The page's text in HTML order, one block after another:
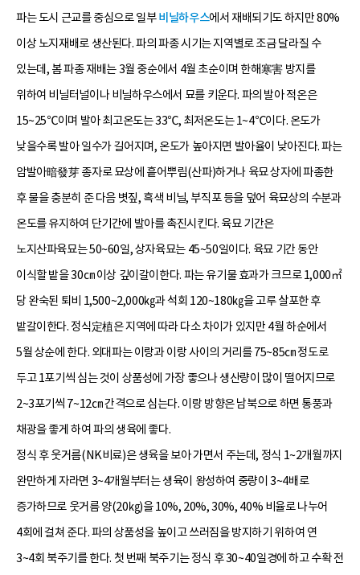
파는 도시 근교를 중심으로 일부비닐하우스에서 재배되기도 하지만 80%
이상 노지재배로 생산된다. 파의 파종 시기는 지역별로 조금 달라질 수
있는데, 봄 파종 재배는 3월 중순에서 4월 초순이며 한해寒害 방지를
위하여 비닐터널이나 비닐하우스에서 묘를 키운다. 파의 발아 적온은
15~25℃이며 발아 최고온도는 33℃, 최저온도는 1~4℃이다. 온도가
낮을수록 발아 일수가 길어지며, 온도가 높아지면 발아율이 낮아진다. 파는
암발아暗發芽 종자로 묘상에 흩어뿌림(산파)하거나 육묘 상자에 파종한
후 물을 충분히 준 다음 볏짚, 흑색 비닐, 부직포 등을 덮어 육묘상의 수분과
온도를 유지하여 단기간에 발아를 촉진시킨다. 육묘 기간은
노지산파육묘는 50~60일, 상자육묘는 45~50일이다. 육묘 기간 동안
이식할 밭을 30㎝ 이상 깊이갈이한다. 파는 유기물 효과가 크므로 1,000㎡
당 완숙된 퇴비 1,500~2,000㎏과 석회 120~180㎏을 고루 살포한 후
밭갈이한다. 정식定植은 지역에 따라 다소 차이가 있지만 4월 하순에서
5월 상순에 한다. 외대파는 이랑과 이랑 사이의 거리를 75~85㎝ 정도로
두고 1포기씩 심는 것이 상품성에 가장 좋으나 생산량이 많이 떨어지므로
2~3포기씩 7~12㎝ 간격으로 심는다. 이랑 방향은 남북으로 하면 통풍과
채광을 좋게 하여 파의 생육에 좋다.
정식 후 웃거름(NK비료)은 생육을 보아 가면서 주는데, 정식 1~2개월까지
완만하게 자라면 3~4개월부터는 생육이 왕성하여 중량이 3~4배로
증가하므로 웃거름 양(20㎏)을 10%, 20%, 30%, 40% 비율로 나누어
4회에 걸쳐 준다. 파의 상품성을 높이고 쓰러짐을 방지하기 위하여 연
3~4회 북주기를 한다. 첫 번째 북주기는 정식 후 30~40일경에 하고 수확 전